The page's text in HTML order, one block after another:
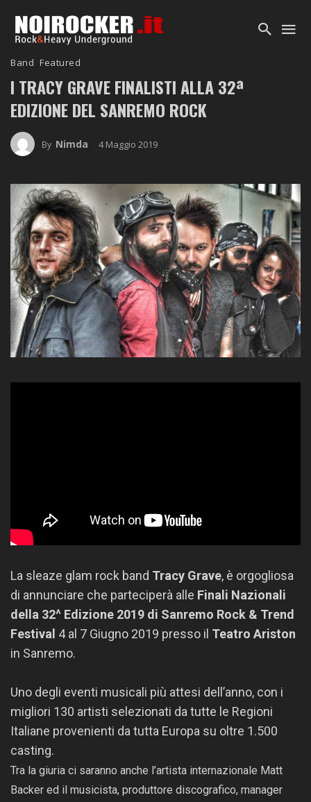
Band Featured
I TRACY GRAVEFINALISTI ALLA 32ª
EDIZIONE DEL SANREMO ROCK
By Nimda 4 Maggio 2019
La sleaze glam rock band Tracy Grave, è orgogliosa
di annunciare che parteciperà alle Finali Nazionali
della 32^ Edizione 2019 di Sanremo Rock & Trend
Festival 4 al 7 Giugno 2019 presso il Teatro Ariston
in Sanremo.
Uno degli eventi musicali più attesi dell’anno, con i
migliori 130 artisti selezionati da tutte le Regioni
Italiane provenienti da tutta Europa su oltre 1.500
casting.
Tra la giuria ci saranno anche l’artista internazionale Matt
Backer ed il musicista, produttore discografico, manager